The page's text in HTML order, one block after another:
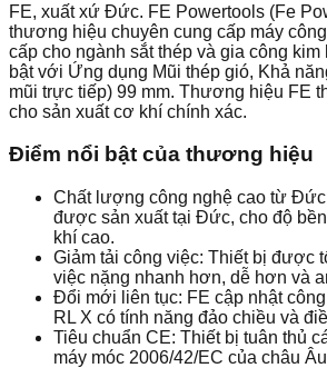
FE, xuất xứ Đức. FE Powertools (Fe
thương hiệu chuyên cung cấp máy
cấp cho ngành sắt thép và gia công kim
bật với Ứng dụng Mũi thép gió, Khả
mũi trực tiếp) 99 mm. Thương hiệu FE
cho sản xuất cơ khí chính xác.
Điểm nổi bật của thương hiệu
Chất lượng công nghệ cao từ
được sản xuất tại Đức, cho độ
khí cao.
Giảm tải công việc: Thiết bị được
việc nặng nhanh hơn, dễ hơn và
Đổi mới liên tục: FE cập nhật
RL X có tính năng đảo chiều và
Tiêu chuẩn CE: Thiết bị tuân thủ
máy móc 2006/42/EC của châu